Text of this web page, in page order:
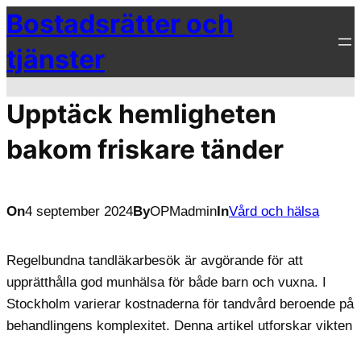
Hoppa
till
innehåll
Bostadsrätter och
tjänster
Upptäck hemligheten
bakom friskare tänder
On4 september 2024ByOPMadminInVård och hälsa
Regelbundna tandläkarbesök är avgörande för att
upprätthålla god munhälsa för både barn och vuxna. I
Stockholm varierar kostnaderna för tandvård beroende på
behandlingens komplexitet. Denna artikel utforskar vikten